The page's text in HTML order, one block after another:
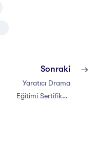
Sonraki
Yaratıcı Drama
Eğitimi Sertifikası